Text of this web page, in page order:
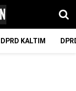
DPRD KALTIM